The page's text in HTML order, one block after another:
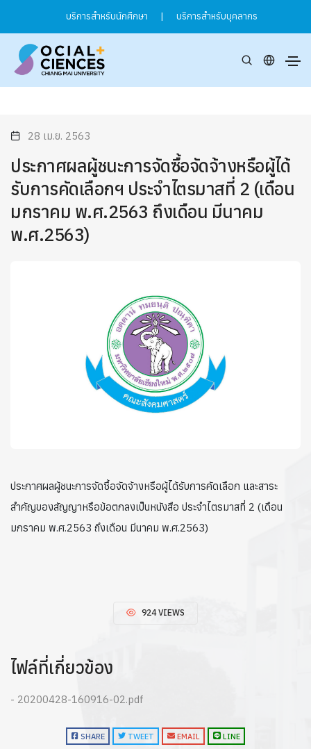
บริการสำหรับนักศึกษา | บริการสำหรับบุคลากร
28 เม.ย. 2563
ประกาศผลผู้ชนะการจัดซื้อจัดจ้างหรือผู้ได้
รับการคัดเลือกฯ ประจำไตรมาสที่ 2 (เดือน
มกราคม พ.ศ.2563 ถึงเดือน มีนาคม
พ.ศ.2563)
ประกาศผลผู้ชนะการจัดซื้อจัดจ้างหรือผู้ได้รับการคัดเลือก และสาระ
สำคัญของสัญญาหรือข้อตกลงเป็นหนังสือ ประจำไตรมาสที่ 2 (เดือน
มกราคม พ.ศ.2563 ถึงเดือน มีนาคม พ.ศ.2563)
924 VIEWS
ไฟล์ที่เกี่ยวข้อง
- 20200428-160916-02.pdf
SHARE TWEET EMAIL LINE